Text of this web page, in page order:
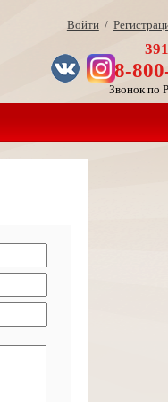
Войти/
391
8-
Звонок по